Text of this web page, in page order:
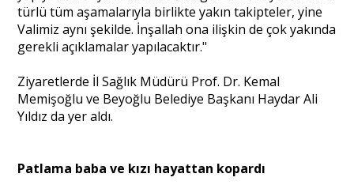
türlü tüm aşamalarıyla birlikte yakın takipteler, yine
Valimiz aynı şekilde. İnşallah ona ilişkin de çok yakında
gerekli açıklamalar yapılacaktır."
Ziyaretlerde İl Sağlık Müdürü Prof. Dr. Kemal
Memişoğlu ve Beyoğlu Belediye Başkanı Haydar Ali
Yıldız da yer aldı.
Patlama baba ve kızı hayattan kopardı